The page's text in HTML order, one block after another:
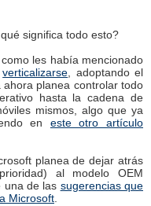
significa todo esto?
les había mencionado
verticalizarse , adoptando el
planea controlar todo
hasta la cadena de
mismos, algo que ya
en este otro artículo
planea de dejar atrás
al modelo OEM
una de las sugerencias que
Microsoft